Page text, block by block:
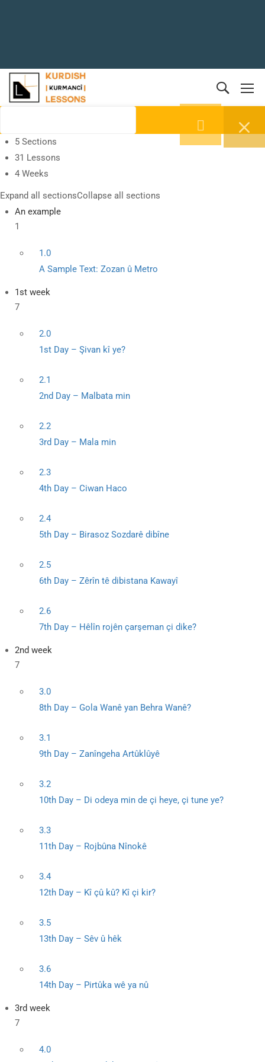
5 Sections
31 Lessons
4 Weeks
Expand all sectionsCollapse all sections
An example
1
1.0
A Sample Text: Zozan û Metro
1st week
7
2.0
1st Day – Şivan kî ye?
2.1
2nd Day – Malbata min
2.2
3rd Day – Mala min
2.3
4th Day – Ciwan Haco
2.4
5th Day – Birasoz Sozdarê dibîne
2.5
6th Day – Zêrîn tê dibistana Kawayî
2.6
7th Day – Hêlîn rojên çarşeman çi dike?
2nd week
7
3.0
8th Day – Gola Wanê yan Behra Wanê?
3.1
9th Day – Zanîngeha Artûklûyê
3.2
10th Day – Di odeya min de çi heye, çi tune ye?
3.3
11th Day – Rojbûna Nînokê
3.4
12th Day – Kî çû kû? Kî çi kir?
3.5
13th Day – Sêv û hêk
3.6
14th Day – Pirtûka wê ya nû
3rd week
7
4.0